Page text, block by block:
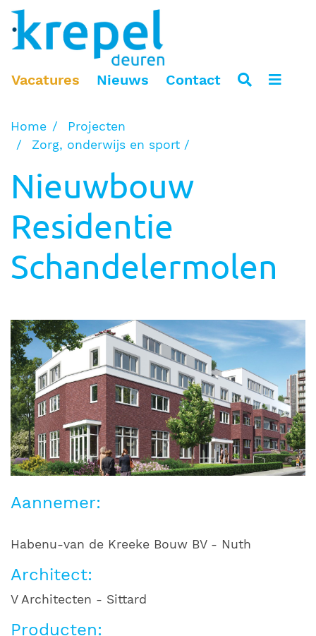
Vacatures Nieuws Contact
Home
Projecten
Zorg, onderwijs en sport
Nieuwbouw
Residentie
Schandelermolen
Aannemer:
Habenu-van de Kreeke Bouw BV - Nuth
Architect:
V Architecten - Sittard
Producten: